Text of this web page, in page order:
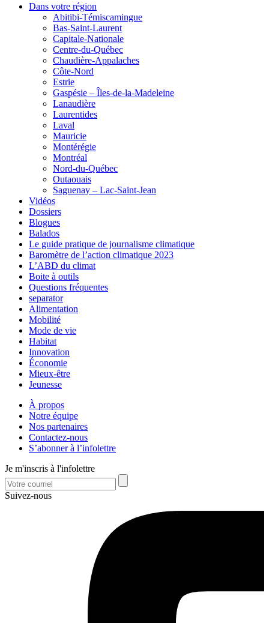
Dans votre région
Abitibi-Témiscamingue
Bas-Saint-Laurent
Capitale-Nationale
Centre-du-Québec
Chaudière-Appalaches
Côte-Nord
Estrie
Gaspésie – Îles-de-la-Madeleine
Lanaudière
Laurentides
Laval
Mauricie
Montérégie
Montréal
Nord-du-Québec
Outaouais
Saguenay – Lac-Saint-Jean
Vidéos
Dossiers
Blogues
Balados
Le guide pratique de journalisme climatique
Baromètre de l’action climatique 2023
L’ABD du climat
Boite à outils
Questions fréquentes
separator
Alimentation
Mobilité
Mode de vie
Habitat
Innovation
Économie
Mieux-être
Jeunesse
À propos
Notre équipe
Nos partenaires
Contactez-nous
S’abonner à l’infolettre
Je m'inscris à l'infolettre
Suivez-nous